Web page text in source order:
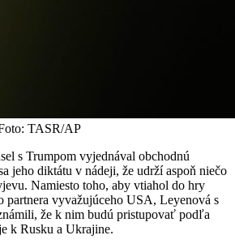
TASR/AP
s Trumpom vyjednával obchodnú
jeho diktátu v nádeji, že udrží aspoň niečo
Namiesto toho, aby vtiahol do hry
partnera vyvažujúceho USA, Leyenová s
že k nim budú pristupovať podľa
k Rusku a Ukrajine.